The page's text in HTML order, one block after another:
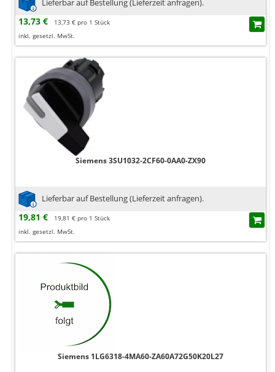
Lieferbar auf Bestellung (Lieferzeit anfragen).
13,73 €
13,73 € pro 1 Stück
inkl. gesetzl. MwSt.
Siemens 3SU1032-2CF60-0AA0-ZX90
Lieferbar auf Bestellung (Lieferzeit anfragen).
19,81 €
19,81 € pro 1 Stück
inkl. gesetzl. MwSt.
Siemens 1LG6318-4MA60-ZA60A72G50K20L27